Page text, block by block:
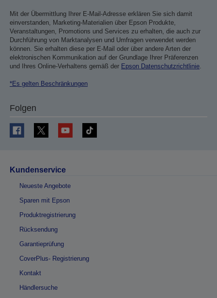
Mit der Übermittlung Ihrer E-Mail-Adresse erklären Sie sich damit
einverstanden, Marketing-Materialien über Epson Produkte,
Veranstaltungen, Promotions und Services zu erhalten, die auch zur
Durchführung von Marktanalysen und Umfragen verwendet werden
können. Sie erhalten diese per E-Mail oder über andere Arten der
elektronischen Kommunikation auf der Grundlage Ihrer Präferenzen
und Ihres Online-Verhaltens gemäß der Epson Datenschutzrichtlinie.
*Es gelten Beschränkungen
Folgen
Kundenservice
Neueste Angebote
Sparen mit Epson
Produktregistrierung
Rücksendung
Garantieprüfung
CoverPlus- Registrierung
Kontakt
Händlersuche